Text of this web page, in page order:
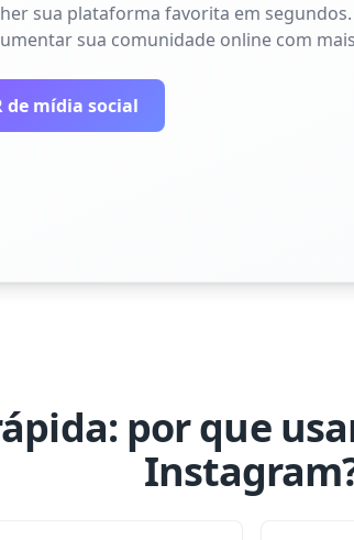
sua plataforma favorita em
sua comunidade online com
de mídia social
por que